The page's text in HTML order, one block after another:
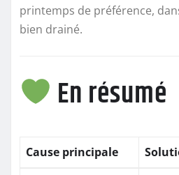
printemps de préférence,
bien drainé.
En résumé
Cause principale